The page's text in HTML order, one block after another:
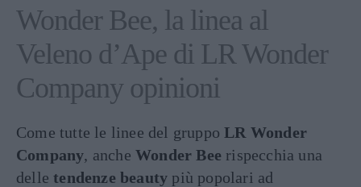
Wonder Bee, la linea al
Veleno d’Ape di LR Wonder
Company opinioni
Come tutte le linee del gruppoLR Wonder
Company, ancheWonder Bee rispecchia una
delletendenze beauty più popolari ad